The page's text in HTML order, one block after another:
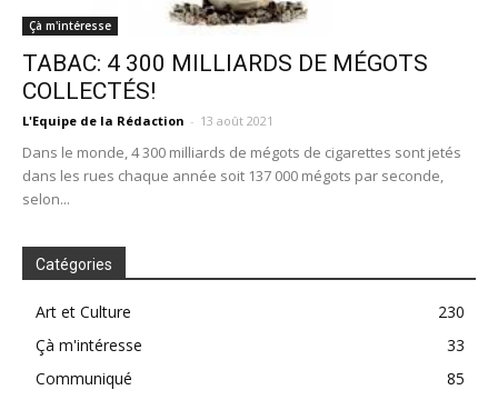
Çà m'intéresse
TABAC: 4 300 MILLIARDS DE MÉGOTS
COLLECTÉS!
L'Equipe de la Rédaction - 13 août 2021
Dans le monde, 4 300 milliards de mégots de cigarettes sont jetés
dans les rues chaque année soit 137 000 mégots par seconde,
selon...
Catégories
Art et Culture
230
Çà m'intéresse
33
Communiqué
85